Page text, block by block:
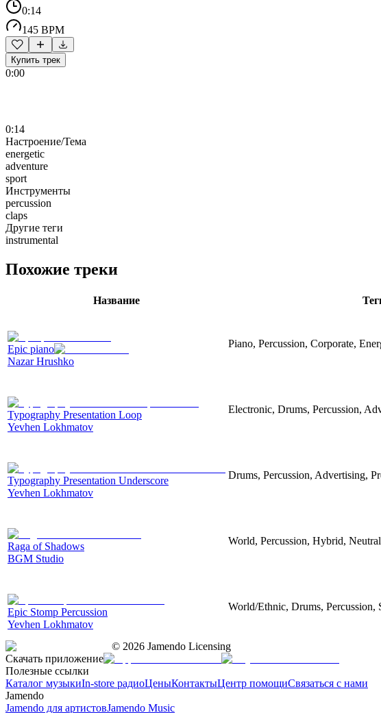
0:14
145 BPM
Купить трек
0:00
0:14
Настроение/Тема
energetic
adventure
sport
Инструменты
percussion
claps
Другие теги
instrumental
Похожие треки
Название
Epic piano
Nazar Hrushko
Piano, Percussion, Corporate,
Typography Presentation Loop
Yevhen Lokhmatov
Electronic, Drums, Percussion,
Typography Presentation Underscore
Yevhen Lokhmatov
Drums, Percussion, Advertising,
Raga of Shadows
BGM Studio
World, Percussion, Hybrid,
Epic Stomp Percussion
Yevhen Lokhmatov
World/Ethnic, Drums, Percussion,
© 2026 Jamendo Licensing
Скачать приложение
Полезные ссылки
Каталог музыкиIn-store радиоЦеныКонтактыЦентр помощиСвязаться с нами
Jamendo
Jamendo для артистовJamendo Music